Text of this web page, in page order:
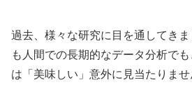
過去、様々な研究に目を通してき
も人間での長期的なデータ分析で
は「美味しい」意外に見当たりませ